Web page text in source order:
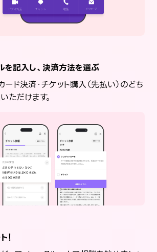
を記入し、決済方法を選ぶ
ード決済・チケット購入（先払い）のどち
ただけます。
！